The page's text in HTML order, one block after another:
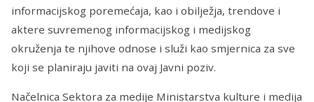
informacijskog poremećaja, kao i obilježja, trendove i
aktere suvremenog informacijskog i medijskog
okruženja te njihove odnose i služi kao smjernica za sve
koji se planiraju javiti na ovaj Javni poziv.
Načelnica Sektora za medije Ministarstva kulture i medija